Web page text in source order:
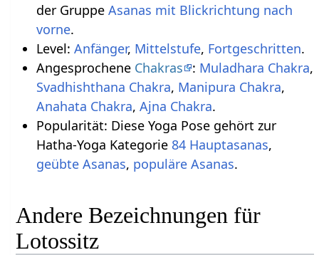
der Gruppe Asanas mit Blickrichtung nach
vorne.
Level: Anfänger, Mittelstufe, Fortgeschritten.
Angesprochene Chakras : Muladhara Chakra,
Svadhishthana Chakra, Manipura Chakra,
Anahata Chakra, Ajna Chakra.
Popularität: Diese Yoga Pose gehört zur
Hatha-Yoga Kategorie 84 Hauptasanas,
geübte Asanas, populäre Asanas.
Andere Bezeichnungen für
Lotossitz